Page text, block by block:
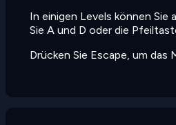
In einigen Levels können Sie
Sie A und D oder die
Drücken Sie Escape, um